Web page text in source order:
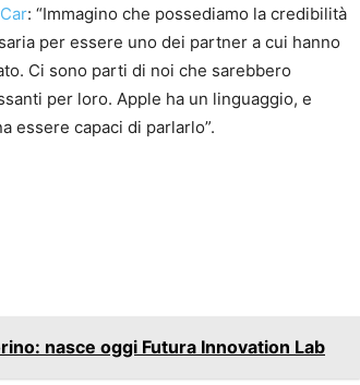
: “Immagino che possediamo la credibilità
per essere uno dei partner a cui hanno
Ci sono parti di noi che sarebbero
per loro. Apple ha un linguaggio, e
essere capaci di parlarlo”.
nasce oggi Futura Innovation Lab